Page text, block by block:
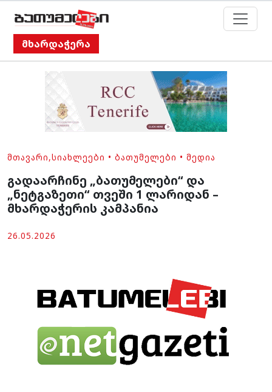
მხარდაჭერა
ᲛᲗᲐᲕᲐᲠᲘ,ᲡᲘᲐᲮᲚᲔᲔᲑᲘ • ᲑᲐᲗᲣᲛᲔᲚᲔᲑᲘ • ᲛᲔᲓᲘᲐ
გადაარჩინე „ბათუმელები“ და
„ნეტგაზეთი“ თვეში 1 ლარიდან –
მხარდაჭერის კამპანია
26.05.2026